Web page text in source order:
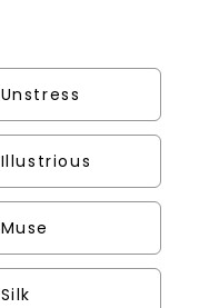
Unstress
Illustrious
Muse
Silk